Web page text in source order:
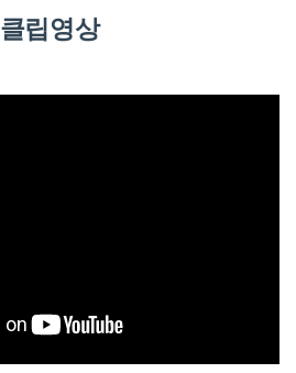
클립영상